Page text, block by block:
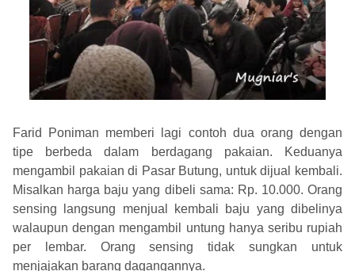
Farid Poniman memberi lagi contoh dua orang dengan
tipe berbeda dalam berdagang pakaian. Keduanya
mengambil pakaian di Pasar Butung, untuk dijual kembali.
Misalkan harga baju yang dibeli sama: Rp. 10.000. Orang
sensing langsung menjual kembali baju yang dibelinya
walaupun dengan mengambil untung hanya seribu rupiah
per lembar. Orang sensing tidak sungkan untuk
menjajakan barang dagangannya.